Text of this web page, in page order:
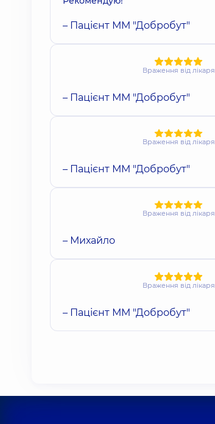
– Пацієнт ММ "Добробут"
Враження від лікаря
– Пацієнт ММ "Добробут"
Враження від лікаря
– Пацієнт ММ "Добробут"
Враження від лікаря
– Михайло
Враження від лікаря
– Пацієнт ММ "Добробут"